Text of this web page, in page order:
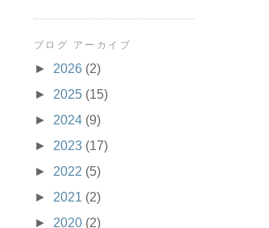
ブログ アーカイブ
► 2026 (2)
► 2025 (15)
► 2024 (9)
► 2023 (17)
► 2022 (5)
► 2021 (2)
► 2020 (2)